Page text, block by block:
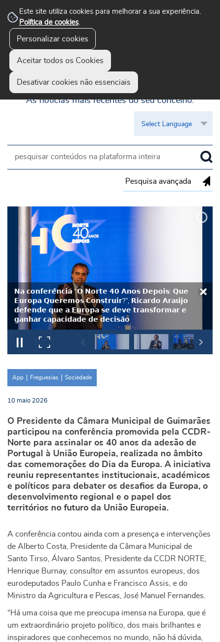
Este site utiliza cookies para melhorar a sua experiência.
Política de cookies.
Personalizar cookies
Aceitar todos os Cookies
Desativar cookies não essenciais
Pesquisa avançada
Guimarães Visível
As notícias mais recentes do seu concelho.
𝗡𝗮 𝗰𝗼𝗻𝗳𝗲𝗿𝗲̂𝗻𝗰𝗶𝗮 “𝗢 𝗡𝗼𝗿𝘁𝗲 𝟰𝟬 𝗔𝗻𝗼𝘀 𝗗𝗲𝗽𝗼𝗶𝘀: 𝗤𝘂𝗲
𝗘𝘂𝗿𝗼𝗽𝗮 𝗤𝘂𝗲𝗿𝗲𝗺𝗼𝘀 𝗖𝗼𝗻𝘀𝘁𝗿𝘂𝗶𝗿?”, 𝗥𝗶𝗰𝗮𝗿𝗱𝗼 𝗔𝗿𝗮𝘂́𝗷𝗼
𝗱𝗲𝗳𝗲𝗻𝗱𝗲 𝗾𝘂𝗲 𝗮 𝗘𝘂𝗿𝗼𝗽𝗮 𝘀𝗲 𝗱𝗲𝘃𝗲 𝘁𝗿𝗮𝗻𝘀𝗳𝗼𝗿𝗺𝗮𝗿 𝗲
𝗴𝗮𝗻𝗵𝗮𝗿 𝗰𝗮𝗽𝗮𝗰𝗶𝗱𝗮𝗱𝗲 𝗱𝗲 𝗱𝗲𝗰𝗶𝘀𝗮̃𝗼
App Freguesias Sociedade
10 maio 2026
O Presidente da Câmara Municipal de Guimarães
participou na conferência promovida pela CCDR-
Norte para assinalar os 40 anos da adesão de
Portugal à União Europeia, realizada no âmbito
das comemorações do Dia da Europa. A iniciativa
reuniu representantes institucionais, académicos
e políticos para debater os desafios da Europa, o
desenvolvimento regional e o papel dos
territórios no futuro da União Europeia.
A conferência contou ainda com a presença e intervenções
de Alberto Costa, Presidente da Câmara Municipal de
Santo Tirso, Álvaro Santos, Presidente da CCDR NORTE,
Henrique Burnay, consultor em assuntos europeus, dos
eurodeputados Paulo Cunha e Francisco Assis, e do
Ministro da Agricultura e Pescas, José Manuel Fernandes.
“Há uma coisa que me preocupa imensa na Europa, que é
um extraordinário projeto político, dos mais brilhantes e
inspiradores que conhecemos no mundo, não há dúvida,